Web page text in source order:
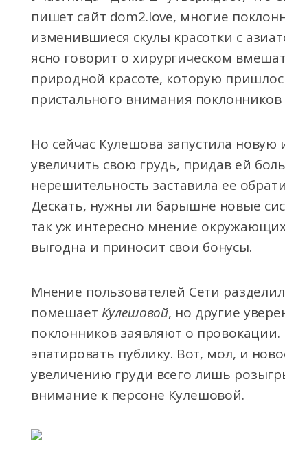
пишет сайт dom2.love, многие
изменившиеся скулы красотки с
ясно говорит о хирургическом
природной красоте, которую
пристального внимания
Но сейчас Кулешова запустила
увеличить свою грудь, придав ей
нерешительность заставила ее
Дескать, нужны ли барышне новые
так уж интересно мнение
выгодна и приносит свои бонусы.
Мнение пользователей Сети
помешает Кулешовой, но другие
поклонников заявляют о
эпатировать публику. Вот, мол, и
увеличению груди всего лишь
внимание к персоне Кулешовой.